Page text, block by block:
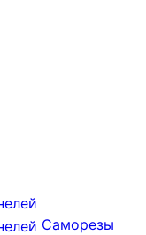
Саморезы